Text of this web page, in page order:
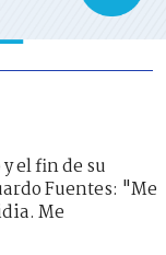
el fin de su
Fuentes: "Me
Me